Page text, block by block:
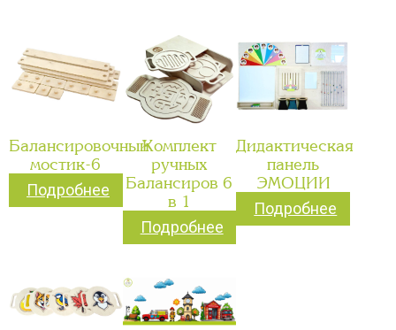
Балансировочный
мостик-6
Подробнее
Комплект
ручных
Балансиров 6
в 1
Подробнее
Дидактическая
панель
ЭМОЦИИ
Подробнее